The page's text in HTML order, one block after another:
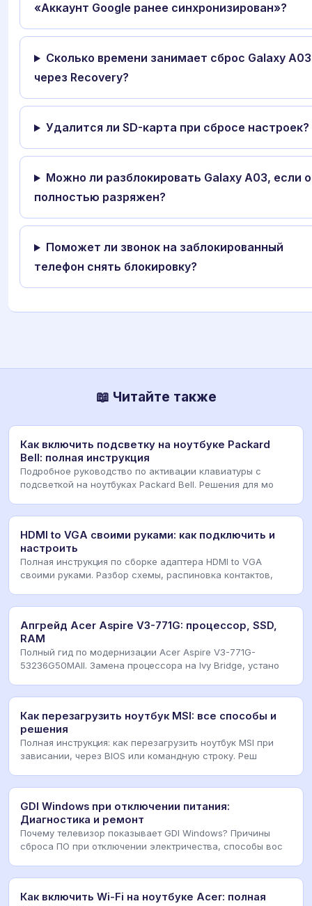
«Аккаунт Google ранее синхронизирован»?
Сколько времени занимает сброс Galaxy A03
через Recovery?
Удалится ли SD-карта при сбросе настроек?
Можно ли разблокировать Galaxy A03, если
полностью разряжен?
Поможет ли звонок на заблокированный
телефон снять блокировку?
📖 Читайте также
Как включить подсветку на ноутбуке Packard
Bell: полная инструкция
Подробное руководство по активации клавиатуры с
подсветкой на ноутбуках Packard Bell. Решения для мо
HDMI to VGA своими руками: как подключить и
настроить
Полная инструкция по сборке адаптера HDMI to VGA
своими руками. Разбор схемы, распиновка контактов,
Апгрейд Acer Aspire V3-771G: процессор, SSD,
RAM
Полный гид по модернизации Acer Aspire V3-771G-
53236G50MAII. Замена процессора на Ivy Bridge, устано
Как перезагрузить ноутбук MSI: все способы и
решения
Полная инструкция: как перезагрузить ноутбук MSI при
зависании, через BIOS или командную строку. Реш
GDI Windows при отключении питания:
Диагностика и ремонт
Почему телевизор показывает GDI Windows? Причины
сброса ПО при отключении электричества, способы вос
Как включить Wi-Fi на ноутбуке Acer: полная